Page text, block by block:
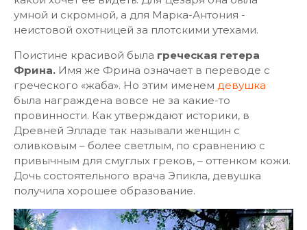
умной и скромной, а для Марка-Антония -
неистовой охотницей за плотскими утехами.
Поистине красивой была греческая гетера
Фрина. Имя же Фрина означает в переводе с
греческого «жаба». Но этим именем девушка
была награждена вовсе не за какие-то
провинности. Как утверждают историки, в
Древней Элладе так называли женщин с
оливковым – более светлым, по сравнению с
привычным для смуглых греков, – оттенком кожи.
Дочь состоятельного врача Эпикла, девушка
получила хорошее образование.